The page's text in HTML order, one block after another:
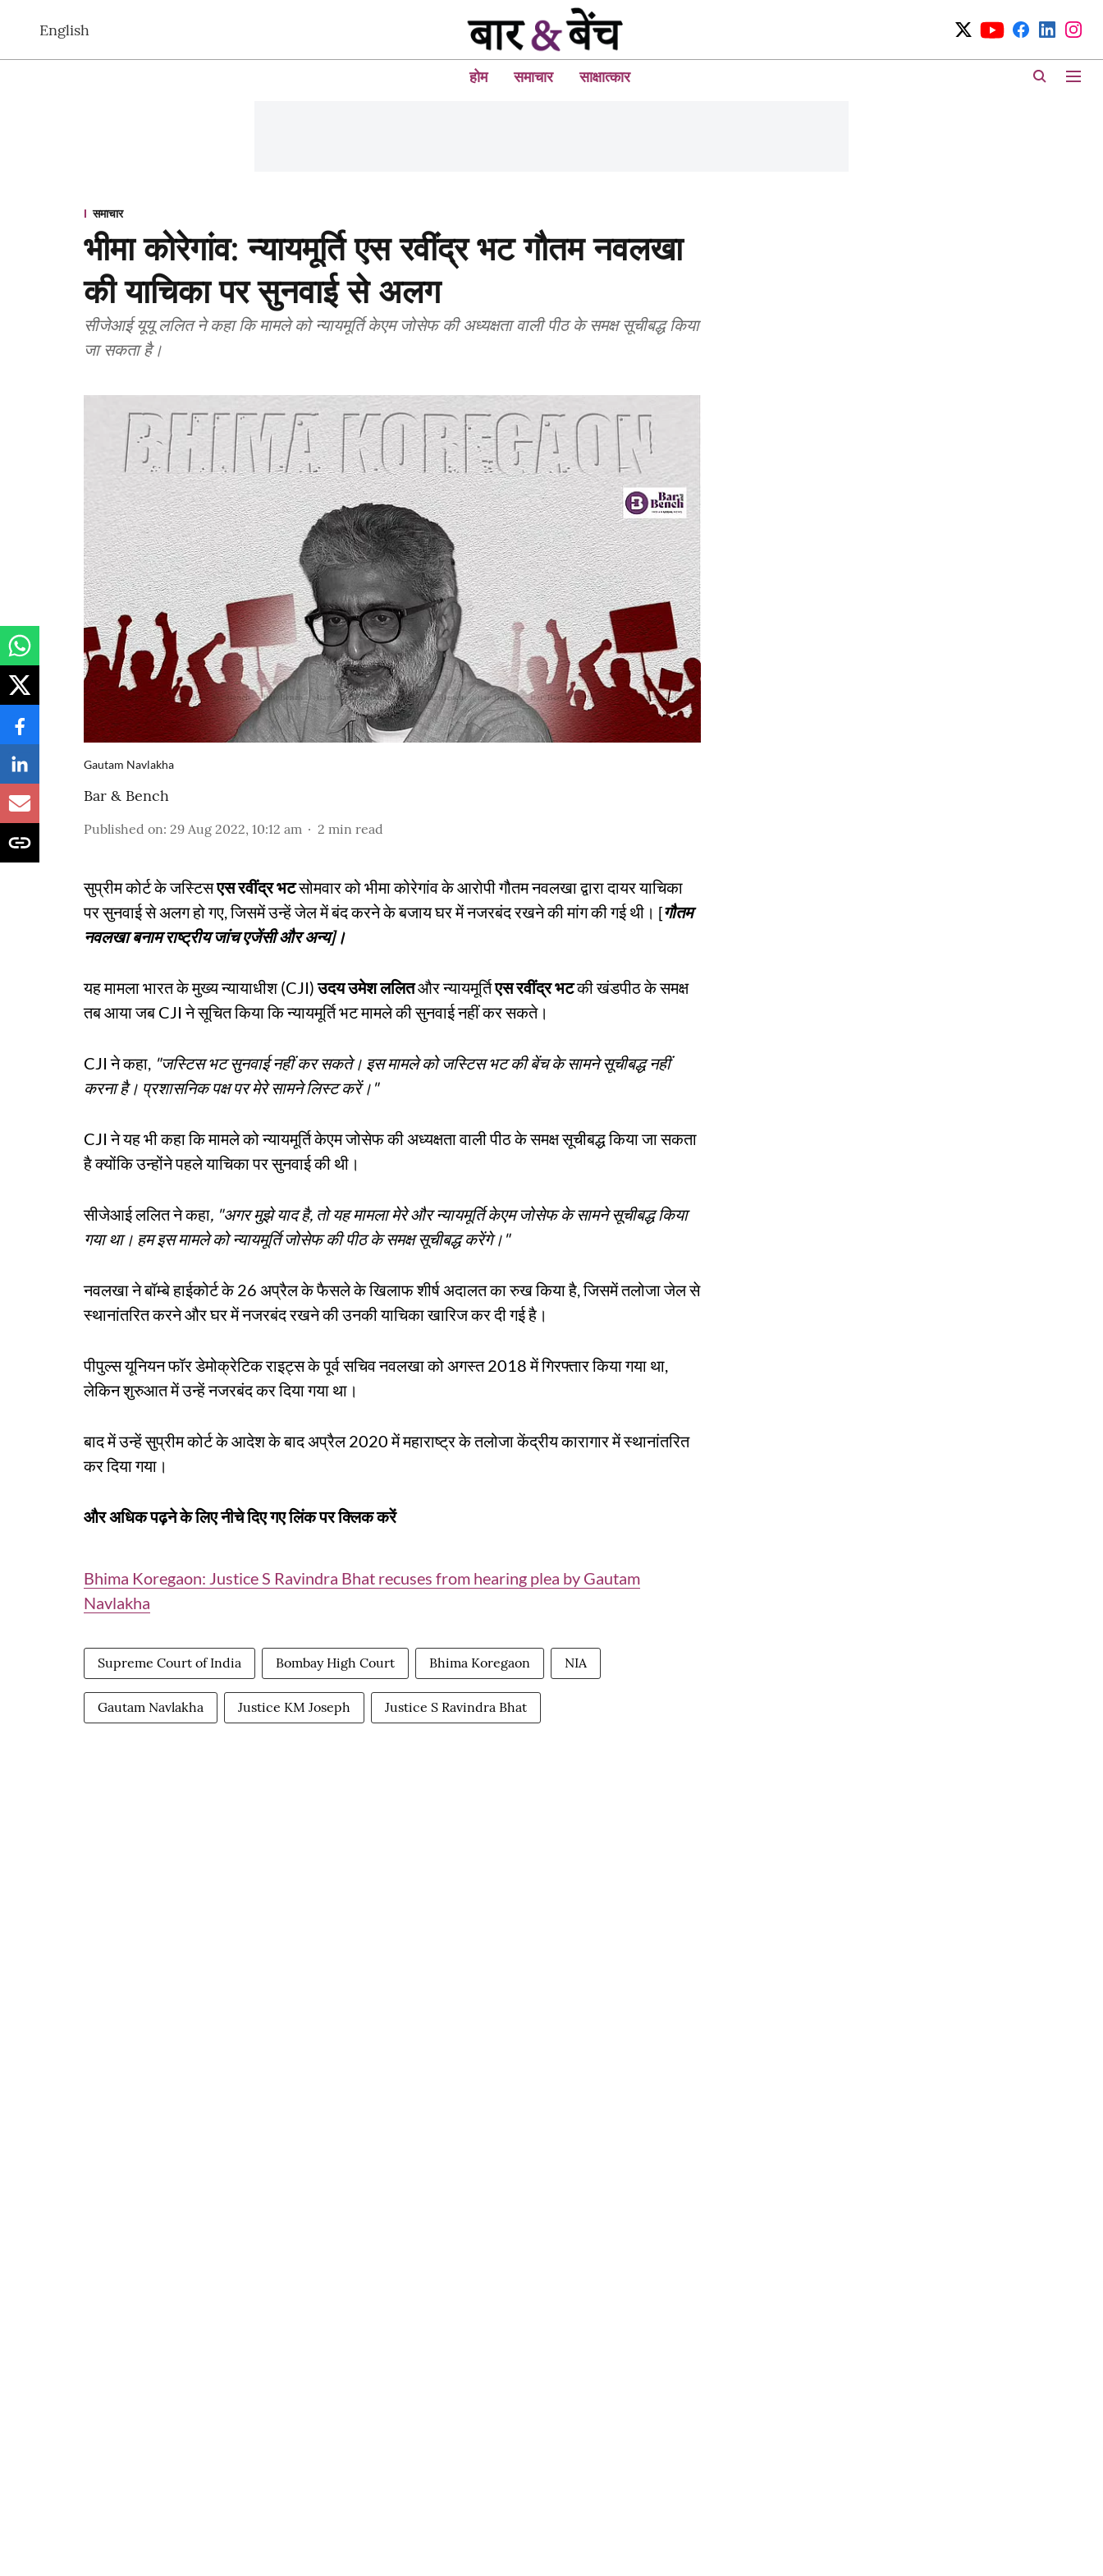
English
होम समाचार साक्षात्कार
समाचार
भीमा कोरेगांव: न्यायमूर्ति एस रवींद्र भट गौतम नवलखा
की याचिका पर सुनवाई से अलग
सीजेआई यूयू ललित ने कहा कि मामले को न्यायमूर्ति केएम जोसेफ की अध्यक्षता वाली पीठ के समक्ष सूचीबद्ध किया
जा सकता है।
Gautam Navlakha
Bar & Bench
Published on: 29 Aug 2022, 10:12 am 2 min read
सुप्रीम कोर्ट के जस्टिसएस रवींद्र भटसोमवार को भीमा कोरेगांव के आरोपी गौतम नवलखा द्वारा दायर याचिका
पर सुनवाई से अलग हो गए, जिसमें उन्हें जेल में बंद करने के बजाय घर में नजरबंद रखने की मांग की गई थी। [गौतम
नवलखा बनाम राष्ट्रीय जांच एजेंसी और अन्य]।
यह मामला भारत के मुख्य न्यायाधीश (CJI)उदय उमेश ललितऔर न्यायमूर्तिएस रवींद्र भटकी खंडपीठ के समक्ष
तब आया जब CJI ने सूचित किया कि न्यायमूर्ति भट मामले की सुनवाई नहीं कर सकते।
CJI ने कहा, "जस्टिस भट सुनवाई नहीं कर सकते। इस मामले को जस्टिस भट की बेंच के सामने सूचीबद्ध नहीं
करना है। प्रशासनिक पक्ष पर मेरे सामने लिस्ट करें।"
CJI ने यह भी कहा कि मामले को न्यायमूर्ति केएम जोसेफ की अध्यक्षता वाली पीठ के समक्ष सूचीबद्ध किया जा सकता
है क्योंकि उन्होंने पहले याचिका पर सुनवाई की थी।
सीजेआई ललित ने कहा, "अगर मुझे याद है, तो यह मामला मेरे और न्यायमूर्ति केएम जोसेफ के सामने सूचीबद्ध किया
गया था। हम इस मामले को न्यायमूर्ति जोसेफ की पीठ के समक्ष सूचीबद्ध करेंगे।"
नवलखा ने बॉम्बे हाईकोर्ट के 26 अप्रैल के फैसले के खिलाफ शीर्ष अदालत का रुख किया है, जिसमें तलोजा जेल से
स्थानांतरित करने और घर में नजरबंद रखने की उनकी याचिका खारिज कर दी गई है।
पीपुल्स यूनियन फॉर डेमोक्रेटिक राइट्स के पूर्व सचिव नवलखा को अगस्त 2018 में गिरफ्तार किया गया था,
लेकिन शुरुआत में उन्हें नजरबंद कर दिया गया था।
बाद में उन्हें सुप्रीम कोर्ट के आदेश के बाद अप्रैल 2020 में महाराष्ट्र के तलोजा केंद्रीय कारागार में स्थानांतरित
कर दिया गया।
और अधिक पढ़ने के लिए नीचे दिए गए लिंक पर क्लिक करें
Bhima Koregaon: Justice S Ravindra Bhat recuses from hearing plea by Gautam
Navlakha
Supreme Court of India Bombay High Court Bhima Koregaon NIA
Gautam Navlakha Justice KM Joseph Justice S Ravindra Bhat